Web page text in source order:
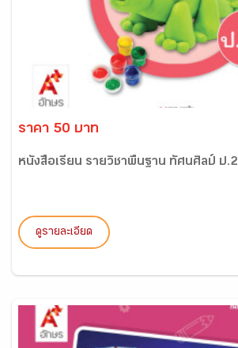
ราคา 50 บาท
หนังสือเรียน รายวิชาพื้นฐาน ทัศนศิลป์ ป.2
ดูรายละเอียด